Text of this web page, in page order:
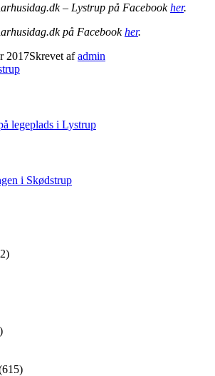
– Lystrup på Facebookher.
på Facebookher.
2017Skrevet afadmin
legeplads i Lystrup
i Skødstrup